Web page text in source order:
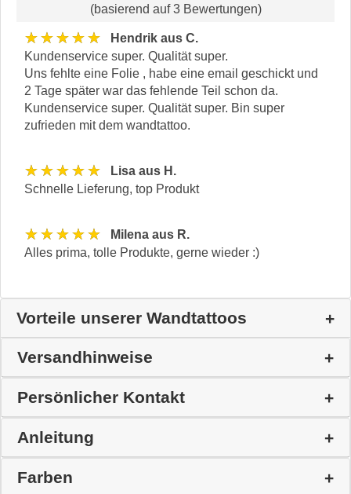
(basierend auf 3 Bewertungen)
★★★★★
Hendrik aus C.
Kundenservice super. Qualität super.
Uns fehlte eine Folie , habe eine email geschickt und
2 Tage später war das fehlende Teil schon da.
Kundenservice super. Qualität super. Bin super
zufrieden mit dem wandtattoo.
★★★★★
Lisa aus H.
Schnelle Lieferung, top Produkt
★★★★★
Milena aus R.
Alles prima, tolle Produkte, gerne wieder :)
Vorteile unserer Wandtattoos
Versandhinweise
Persönlicher Kontakt
Anleitung
Farben